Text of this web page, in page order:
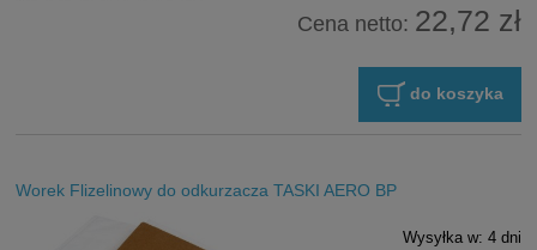
Cena netto: 22,72 zł
do koszyka
Worek Flizelinowy do odkurzacza TASKI AERO BP
Wysyłka w: 4 dni